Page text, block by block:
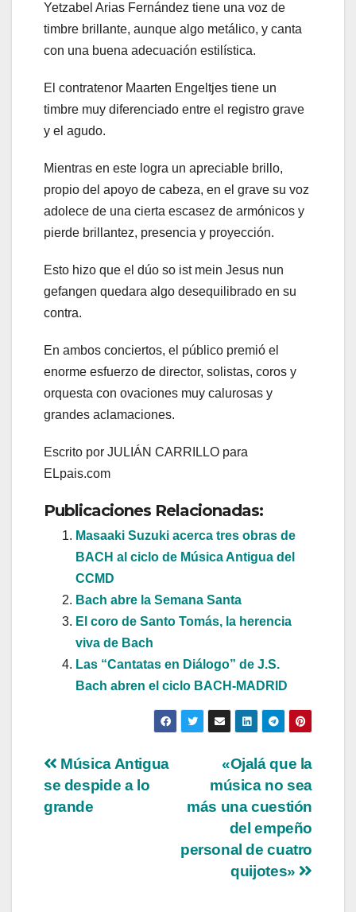
Yetzabel Arias Fernández tiene una voz de
timbre brillante, aunque algo metálico, y canta
con una buena adecuación estilística.
El contratenor Maarten Engeltjes tiene un
timbre muy diferenciado entre el registro grave
y el agudo.
Mientras en este logra un apreciable brillo,
propio del apoyo de cabeza, en el grave su voz
adolece de una cierta escasez de armónicos y
pierde brillantez, presencia y proyección.
Esto hizo que el dúo so ist mein Jesus nun
gefangen quedara algo desequilibrado en su
contra.
En ambos conciertos, el público premió el
enorme esfuerzo de director, solistas, coros y
orquesta con ovaciones muy calurosas y
grandes aclamaciones.
Escrito por JULIÁN CARRILLO para
ELpais.com
Publicaciones Relacionadas:
Masaaki Suzuki acerca tres obras de
BACH al ciclo de Música Antigua del
CCMD
Bach abre la Semana Santa
El coro de Santo Tomás, la herencia
viva de Bach
Las “Cantatas en Diálogo” de J.S.
Bach abren el ciclo BACH-MADRID
Navegación
de
«Ojalá que la
música no sea
más una cuestión
del empeño
personal de cuatro
quijotes»
Música Antigua
se despide a lo
grande